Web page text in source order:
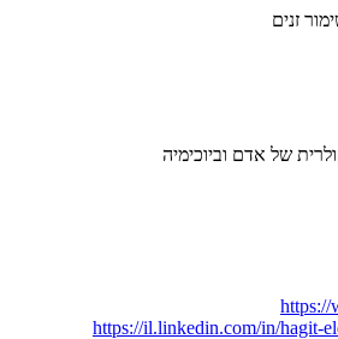
זנים
של אדם וביוכימיה
https://
https://il.linkedin.com/in/hagit-